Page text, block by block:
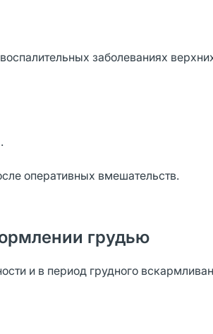
заболеваниях
оперативных вмешательств.
грудью
и в период грудного